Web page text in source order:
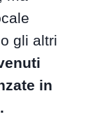
gli altri
in